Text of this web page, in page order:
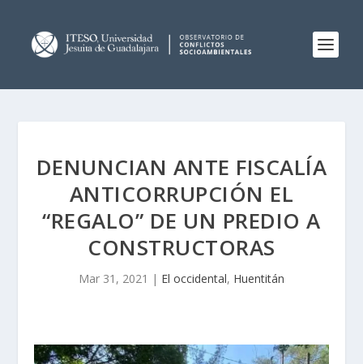
DENUNCIAN ANTE FISCALÍA
ANTICORRUPCIÓN EL
“REGALO” DE UN PREDIO A
CONSTRUCTORAS
Mar 31, 2021 | El occidental, Huentitán